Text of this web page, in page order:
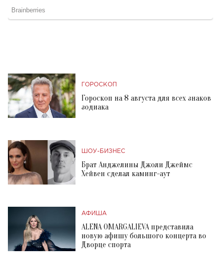
ГОРОСКОП
Гороскоп на 8 августа для всех знаков
зодиака
ШОУ-БИЗНЕС
Брат Анджелины Джоли Джеймс
Хейвен сделал каминг-аут
АФИША
ALENA OMARGALIEVA представила
новую афишу большого концерта во
Дворце спорта